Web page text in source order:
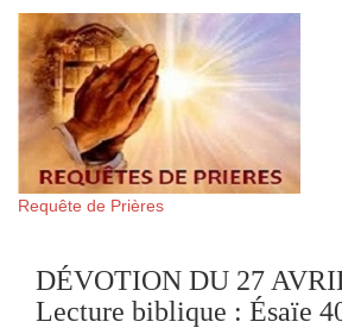
Requête de Prières
DÉVOTION DU 27
Lecture biblique : Ésaïe